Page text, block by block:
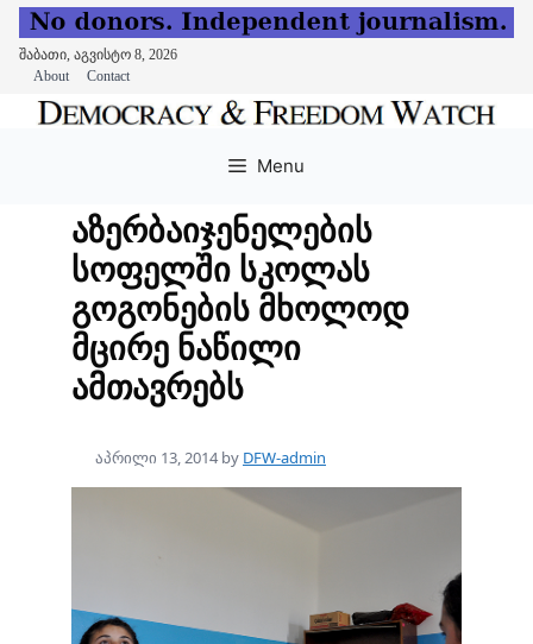
შაბათი, აგვისტო 8, 2026
About
Contact
Menu
აზერბაიჯენელების
სოფელში სკოლას
გოგონების მხოლოდ
მცირე ნაწილი
ამთავრებს
აპრილი 13, 2014 by DFW-admin